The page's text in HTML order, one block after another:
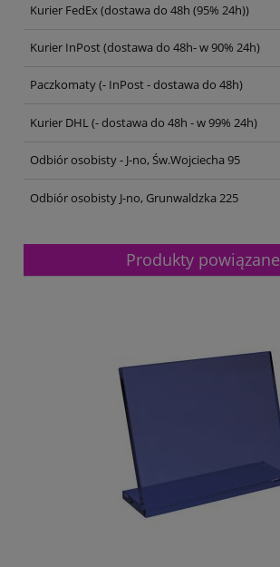
Kurier FedEx(dostawa do 48h (95% 24h))
Kurier InPost(dostawa do 48h- w 90% 24h)
Paczkomaty(- InPost - dostawa do 48h)
Kurier DHL(- dostawa do 48h - w 99% 24h)
Odbiór osobisty - J-no, Św.Wojciecha 95
Odbiór osobisty J-no, Grunwaldzka 225
Produkty powiązane